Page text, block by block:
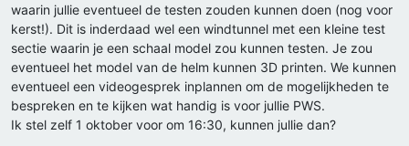
waarin jullie eventueel de testen zouden kunnen doen (nog voor
kerst!). Dit is inderdaad wel een windtunnel met een kleine test
sectie waarin je een schaal model zou kunnen testen. Je zou
eventueel het model van de helm kunnen 3D printen. We kunnen
eventueel een videogesprek inplannen om de mogelijkheden te
bespreken en te kijken wat handig is voor jullie PWS.
Ik stel zelf 1 oktober voor om 16:30, kunnen jullie dan?